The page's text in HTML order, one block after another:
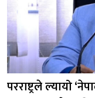
परराष्ट्रले ल्यायो